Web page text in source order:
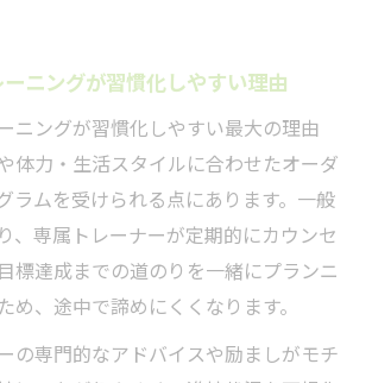
ニングが習慣化しやすい理由
ニングが習慣化しやすい最大の理由
体力・生活スタイルに合わせたオーダ
ラムを受けられる点にあります。一般
、専属トレーナーが定期的にカウンセ
標達成までの道のりを一緒にプランニ
め、途中で諦めにくくなります。
の専門的なアドバイスや励ましがモチ